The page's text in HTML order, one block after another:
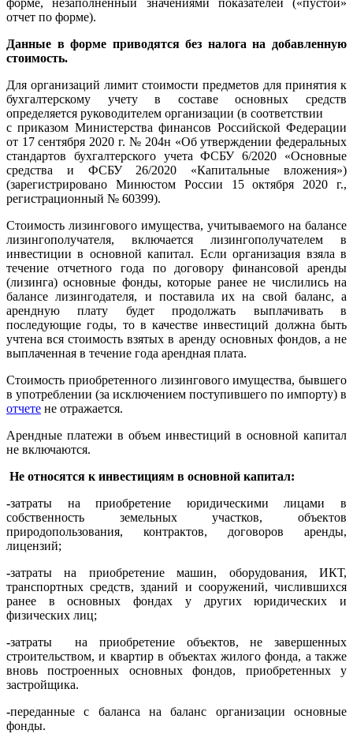
форме, незаполненный значениями показателей («пустой»
отчет по форме).
Данные в форме приводятся без налога на добавленную
стоимость.
Для организаций лимит стоимости предметов для принятия к
бухгалтерскому учету в составе основных средств
определяется руководителем организации (в соответствии
с приказом Министерства финансов Российской Федерации
от 17 сентября 2020 г. № 204н «Об утверждении федеральных
стандартов бухгалтерского учета ФСБУ 6/2020 «Основные
средства и ФСБУ 26/2020 «Капитальные вложения»)
(зарегистрировано Минюстом России 15 октября 2020 г.,
регистрационный № 60399).
Стоимость лизингового имущества, учитываемого на балансе
лизингополучателя, включается лизингополучателем в
инвестиции в основной капитал. Если организация взяла в
течение отчетного года по договору финансовой аренды
(лизинга) основные фонды, которые ранее не числились на
балансе лизингодателя, и поставила их на свой баланс, а
арендную плату будет продолжать выплачивать в
последующие годы, то в качестве инвестиций должна быть
учтена вся стоимость взятых в аренду основных фондов, а не
выплаченная в течение года арендная плата.
Стоимость приобретенного лизингового имущества, бывшего
в употреблении (за исключением поступившего по импорту) в
отчете не отражается.
Арендные платежи в объем инвестиций в основной капитал
не включаются.
Не относятся к инвестициям в основной капитал:
-затраты на приобретение юридическими лицами в
собственность земельных участков, объектов
природопользования, контрактов, договоров аренды,
лицензий;
-затраты на приобретение машин, оборудования, ИКТ,
транспортных средств, зданий и сооружений, числившихся
ранее в основных фондах у других юридических и
физических лиц;
-затраты на приобретение объектов, не завершенных
строительством, и квартир в объектах жилого фонда, а также
вновь построенных основных фондов, приобретенных у
застройщика.
-переданные с баланса на баланс организации основные
фонды.